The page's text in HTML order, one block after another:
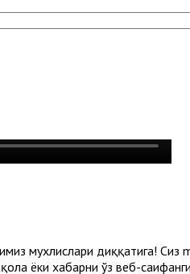
мухлислари диққатига!
ёки хабарни ўз веб-